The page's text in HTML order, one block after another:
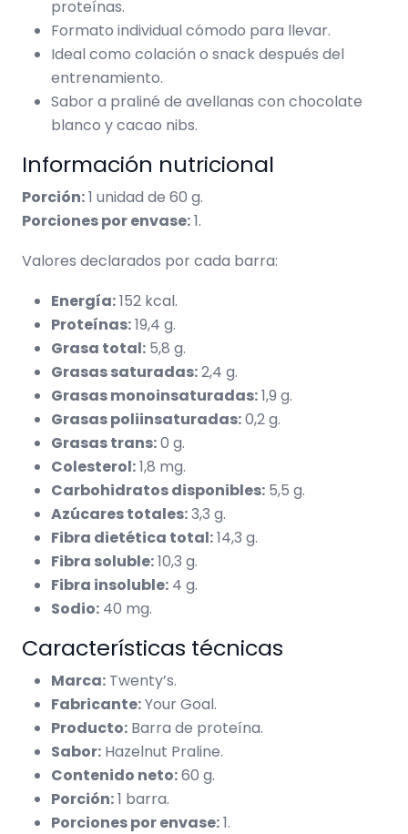
proteínas.
Formato individual cómodo para llevar.
Ideal como colación o snack después del
entrenamiento.
Sabor a praliné de avellanas con chocolate
blanco y cacao nibs.
Información nutricional
Porción:1 unidad de 60 g.
Porciones por envase:1.
Valores declarados por cada barra:
Energía:152 kcal.
Proteínas:19,4 g.
Grasa total: 5,8 g.
Grasas saturadas:2,4 g.
Grasas monoinsaturadas:1,9 g.
Grasas poliinsaturadas:0,2 g.
Grasas trans:0 g.
Colesterol:1,8 mg.
Carbohidratos disponibles: 5,5 g.
Azúcares totales:3,3 g.
Fibra dietética total:14,3 g.
Fibra soluble:10,3 g.
Fibra insoluble: 4 g.
Sodio: 40 mg.
Características técnicas
Marca: Twenty’s.
Fabricante:Your Goal.
Producto: Barra de proteína.
Sabor: Hazelnut Praline.
Contenido neto:60 g.
Porción:1 barra.
Porciones por envase:1.